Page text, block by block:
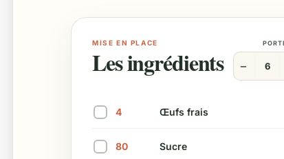
MISE EN PLACE
Les ingrédients − 6
4 Œufs frais
80 Sucre